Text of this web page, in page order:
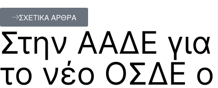
ΣΧΕΤΙΚΑ ΑΡΘΡΑ
Στην ΑΑΔΕ για
το νέο ΟΣΔΕ ο